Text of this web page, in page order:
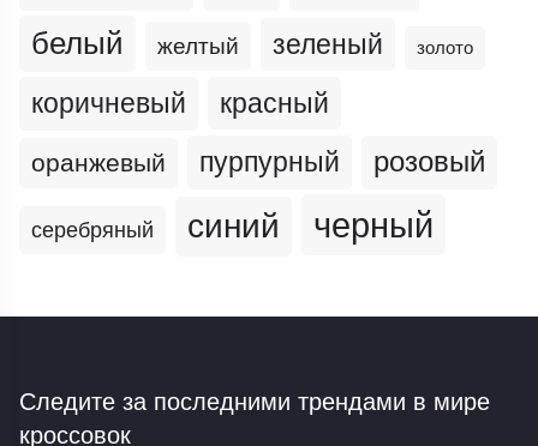
белый желтый зеленый золото
коричневый красный
оранжевый пурпурный розовый
серебряный синий черный
Следите за последними трендами в мире
кроссовок